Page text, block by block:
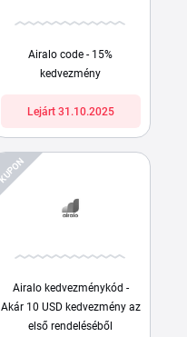
Airalo code - 15%
kedvezmény
Lejárt 31.10.2025
KUPON
Airalo kedvezménykód -
Akár 10 USD kedvezmény az
első rendeléséből